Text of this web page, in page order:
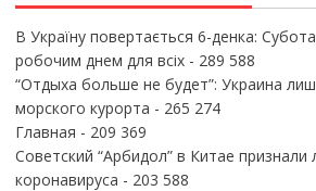
В Україну повертається 6-денка:
робочим днем для всіх- 289 588
“Отдыха больше не будет”: Украина
морского курорта - 265 274
Главная - 209 369
Советский “Арбидол” в Китае признали
коронавируса - 203 588